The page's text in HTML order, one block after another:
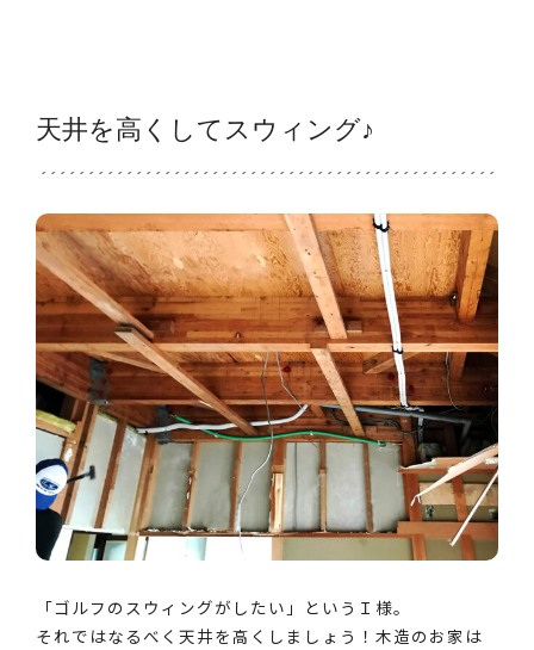
天井を高くしてスウィング♪
「ゴルフのスウィングがしたい」というＩ様。
それではなるべく天井を高くしましょう！木造のお家は